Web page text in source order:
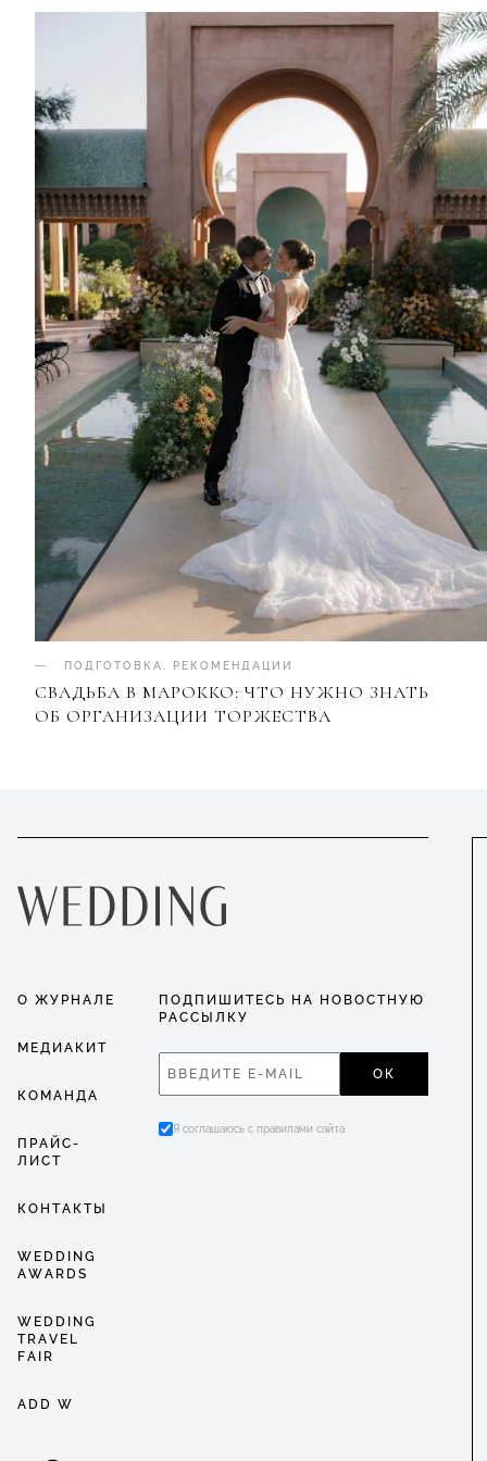
ПОДГОТОВКА РЕКОМЕНДАЦИИ
СВАДЬБА В МАРОККО: ЧТО НУЖНО ЗНАТЬ
ОБ ОРГАНИЗАЦИИ ТОРЖЕСТВА
О ЖУРНАЛЕ
МЕДИАКИТ
КОМАНДА
ПРАЙС-
ЛИСТ
КОНТАКТЫ
WEDDING
AWARDS
WEDDING
TRAVEL
FAIR
ADD W
ПОДПИШИТЕСЬ НА НОВОСТНУЮ
РАССЫЛКУ
ОК
Я соглашаюсь с правилами сайта